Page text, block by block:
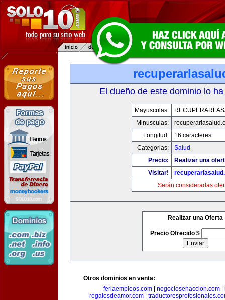
El dueño de este dominio lo
Mayusculas:
Minusculas:
Longitud:
16 caracteres
Categorias:
Salud
Precio:
Realizar una
Visitar!
Serán consideradas
Realizar una Oferta
Precio Ofrecido $
Otros dominios en venta:
feriaempleos.com
negociosenaccion.com
regalosdeamor.com